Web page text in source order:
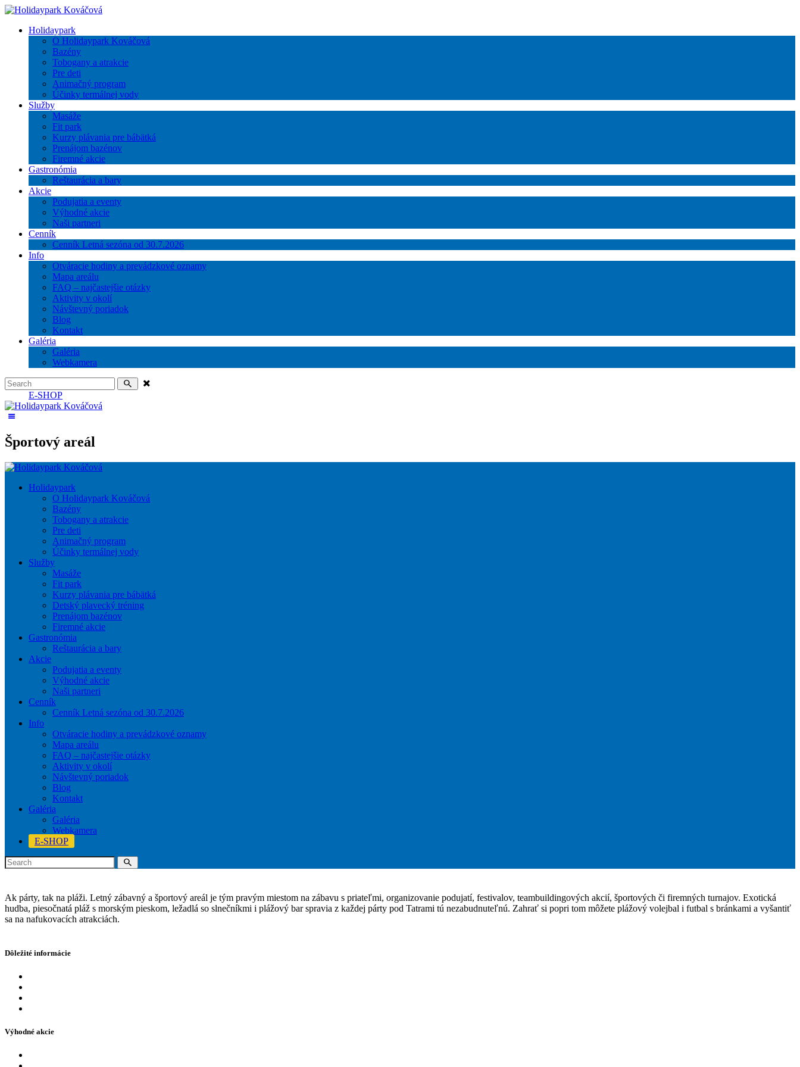
Holidaypark
O Holidaypark Kováčová
Bazény
Tobogany a atrakcie
Pre deti
Animačný program
Účinky termálnej vody
Služby
Masáže
Fit park
Kurzy plávania pre bábätká
Prenájom bazénov
Firemné akcie
Gastronómia
Reštaurácia a bary
Akcie
Podujatia a eventy
Výhodné akcie
Naši partneri
Cenník
Cenník Letná sezóna od 30.7.2026
Info
Otváracie hodiny a prevádzkové oznamy
Mapa areálu
FAQ – najčastejšie otázky
Aktivity v okolí
Návštevný poriadok
Blog
Kontakt
Galéria
Galéria
Webkamera
E-SHOP
Športový areál
Holidaypark
O Holidaypark Kováčová
Bazény
Tobogany a atrakcie
Pre deti
Animačný program
Účinky termálnej vody
Služby
Masáže
Fit park
Kurzy plávania pre bábätká
Detský plavecký tréning
Prenájom bazénov
Firemné akcie
Gastronómia
Reštaurácia a bary
Akcie
Podujatia a eventy
Výhodné akcie
Naši partneri
Cenník
Cenník Letná sezóna od 30.7.2026
Info
Otváracie hodiny a prevádzkové oznamy
Mapa areálu
FAQ – najčastejšie otázky
Aktivity v okolí
Návštevný poriadok
Blog
Kontakt
Galéria
Galéria
Webkamera
E-SHOP
Ak párty, tak na pláži. Letný zábavný a športový areál je tým pravým miestom na zábavu s priateľmi, organizovanie podujatí, festivalov, teambuildingových akcií, športových či firemných turnajov. Exotická
hudba, piesočnatá pláž s morským pieskom, ležadlá so slnečníkmi i plážový bar spravia z každej párty pod Tatrami tú nezabudnuteľnú. Zahrať si popri tom môžete plážový volejbal i futbal s bránkami a vyšantiť
sa na nafukovacích atrakciách.
Dôležité informácie
Výhodné akcie